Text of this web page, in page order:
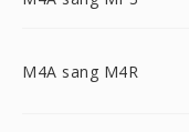
M4A sang M4R